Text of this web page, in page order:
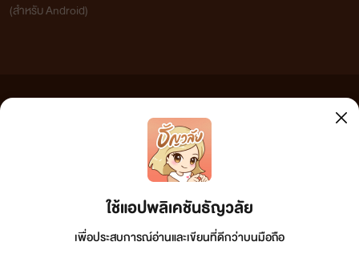
ใช้แอปพลิเคชันธัญวลัย
เพื่อประสบการณ์อ่านและเขียนที่ดีกว่าบนมือถือ
(สำหรับ Android)
เว็บไซต์แห่งนี้ไม่ได้เห็นด้วยและไม่ขอรับผิดชอบต่อข้อความใดๆ ทั้งสิ้น ดังนั้นผู้อ่านทุกท่านโปรดใช้
วิจารณญาณในการกลั่นกรองด้วยตนเอง และหากท่านพบข้อความใดๆ ที่ขัดต่อกฎหมายและศีลธรรม
เพื่อทีมงานจะได้ดำเนินการในทันที ทั้งนี้ ทางเว็บไซต์ขอสงวน
ลิขสิทธิ์ตามพระราชบัญญัติลิขสิทธิ์ (ฉบับเพิ่มเติม) พ.ศ.2558